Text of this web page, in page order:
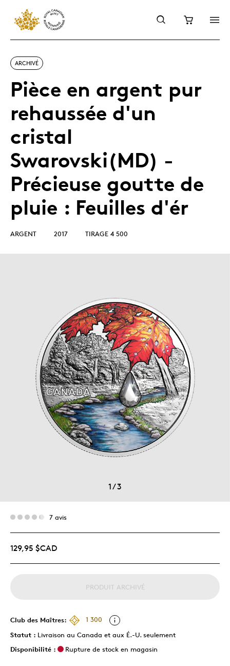
ARCHIVÉ
Pièce en argent pur
rehaussée d'un
cristal
Swarovski(MD) -
Précieuse goutte de
pluie : Feuilles d'ér
ARGENT 2017 TIRAGE 4 500
1/3
7 avis
129,95 $CAD
PRODUIT ARCHIVÉ
Club des Maîtres:
1 300
Statut : Livraison au Canada et aux É.-U. seulement
Disponibilité :
Rupture de stock en magasin